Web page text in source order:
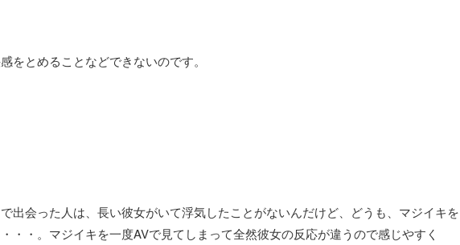
をとめることなどできないのです。
出会った人は、長い彼女がいて浮気したことがないんだけど、どうも、マジイキを
・・。マジイキを一度AVで見てしまって全然彼女の反応が違うので感じやすく